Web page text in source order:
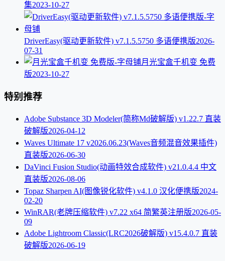
集2023-10-27
DriverEasy(驱动更新软件) v7.1.5.5750 多语便携版2026-
07-31
月光宝盒千机变 免费
版2023-10-27
特别推荐
Adobe Substance 3D Modeler(简称Md破解版) v1.22.7 直装
破解版2026-04-12
Waves Ultimate 17 v2026.06.23(Waves音频混音效果插件)
直装版2026-06-30
DaVinci Fusion Studio(动画特效合成软件) v21.0.4.4 中文
直装版2026-08-06
Topaz Sharpen AI(图像锐化软件) v4.1.0 汉化便携版2024-
02-20
WinRAR(老牌压缩软件) v7.22 x64 简繁英注册版2026-05-
09
Adobe Lightroom Classic(LRC2026破解版) v15.4.0.7 直装
破解版2026-06-19